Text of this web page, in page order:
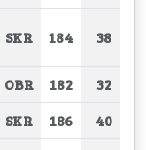
SKR 184 38
OBR 182
32
SKR 186
40